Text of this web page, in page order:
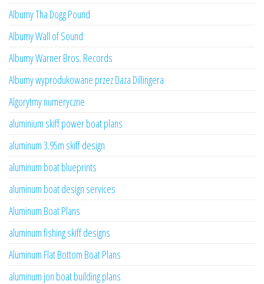
Albumy Tha Dogg Pound
Albumy Wall of Sound
Albumy Warner Bros. Records
Albumy wyprodukowane przez Daza Dillingera
Algorytmy numeryczne
aluminium skiff power boat plans
aluminum 3.95m skiff design
aluminum boat blueprints
aluminum boat design services
Aluminum Boat Plans
aluminum fishing skiff designs
Aluminum Flat Bottom Boat Plans
aluminum jon boat building plans